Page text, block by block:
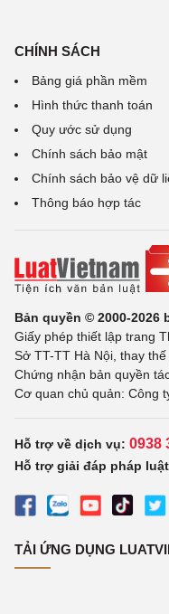
CHÍNH SÁCH
Bảng giá phần mềm
Hình thức thanh toán
Quy ước sử dụng
Chính sách bảo mật
Chính sách bảo vệ dữ
Thông báo hợp tác
Bản quyền © 2000-2026
Giấy phép thiết lập trang
Sở TT-TT Hà Nội, thay
Chứng nhận bản quyền
Cơ quan chủ quản: Công
Hỗ trợ về dịch vụ: 0938
Hỗ trợ giải đáp pháp
TẢI ỨNG DỤNG